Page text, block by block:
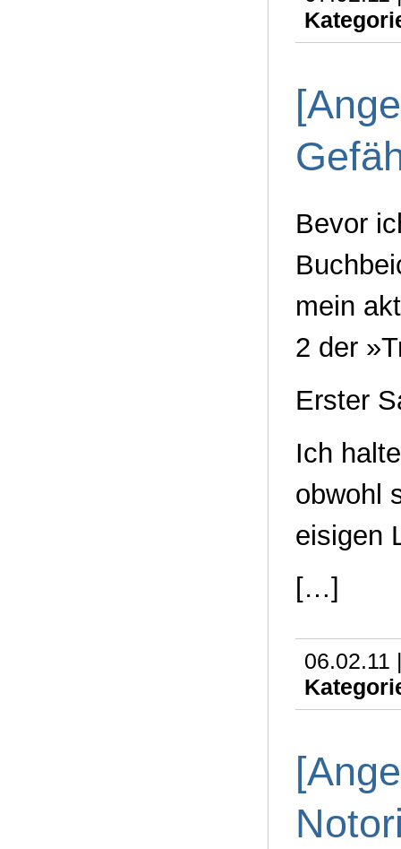
Bevor
mein
2 der
Erster
Ich
obwohl
eisigen
[…]
06.02.11